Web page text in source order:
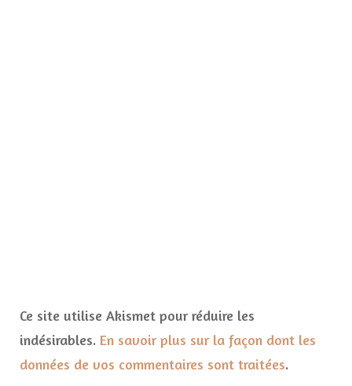
Ce site utilise Akismet pour réduire les
indésirables. En savoir plus sur la façon dont les
données de vos commentaires sont traitées.